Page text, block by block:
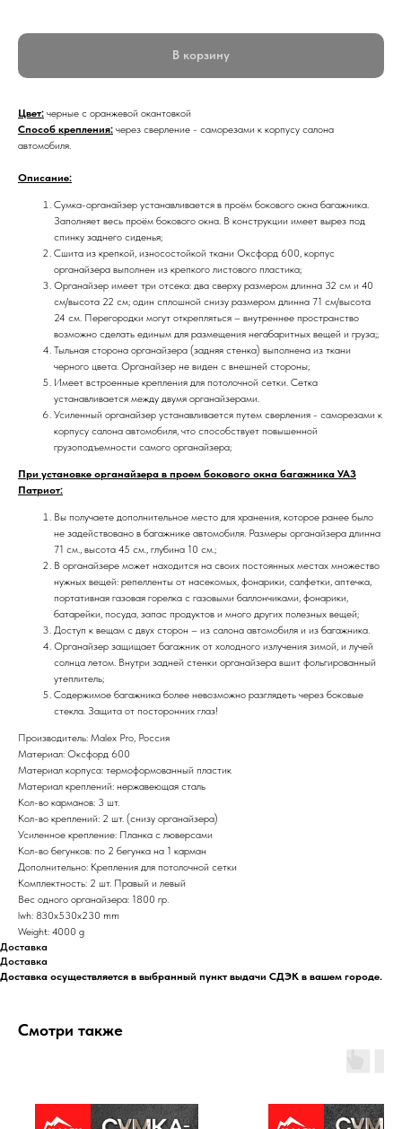
В корзину
Цвет: черные с оранжевой окантовкой
Способ крепления: через сверление - саморезами к корпусу салона
автомобиля.
Описание:
Сумка-органайзер устанавливается в проём бокового окна багажника.
Заполняет весь проём бокового окна. В конструкции имеет вырез под
спинку заднего сиденья;
Сшита из крепкой, износостойкой ткани Оксфорд 600, корпус
органайзера выполнен из крепкого листового пластика;
Органайзер имеет три отсека: два сверху размером длинна 32 см и 40
см/высота 22 см; один сплошной снизу размером длинна 71 см/высота
24 см. Перегородки могут открепляться – внутреннее пространство
возможно сделать единым для размещения негабаритных вещей и груза;;
Тыльная сторона органайзера (задняя стенка) выполнена из ткани
черного цвета. Органайзер не виден с внешней стороны;
Имеет встроенные крепления для потолочной сетки. Сетка
устанавливается между двумя органайзерами.
Усиленный органайзер устанавливается путем сверления - саморезами к
корпусу салона автомобиля, что способствует повышенной
грузоподъемности самого органайзера;
При установке органайзера в проем бокового окна багажника УАЗ
Патриот:
Вы получаете дополнительное место для хранения, которое ранее было
не задействовано в багажнике автомобиля. Размеры органайзера длинна
71 см., высота 45 см., глубина 10 см.;
В органайзере может находится на своих постоянных местах множество
нужных вещей: репелленты от насекомых, фонарики, салфетки, аптечка,
портативная газовая горелка с газовыми баллончиками, фонарики,
батарейки, посуда, запас продуктов и много других полезных вещей;
Доступ к вещам с двух сторон – из салона автомобиля и из багажника.
Органайзер защищает багажник от холодного излучения зимой, и лучей
солнца летом. Внутри задней стенки органайзера вшит фольгированный
утеплитель;
Содержимое багажника более невозможно разглядеть через боковые
стекла. Защита от посторонних глаз!
Производитель: Malex Pro, Россия
Материал: Оксфорд 600
Материал корпуса: термоформованный пластик
Материал креплений: нержавеющая сталь
Кол-во карманов: 3 шт.
Кол-во креплений: 2 шт. (снизу органайзера)
Усиленное крепление: Планка с люверсами
Кол-во бегунков: по 2 бегунка на 1 карман
Дополнительно: Крепления для потолочной сетки
Комплектность: 2 шт. Правый и левый
Вес одного органайзера: 1800 гр.
lwh: 830x530x230 mm
Weight: 4000 g
Доставка
Доставка
Доставка осуществляется в выбранный пункт выдачи СДЭК в вашем городе.
Смотри также